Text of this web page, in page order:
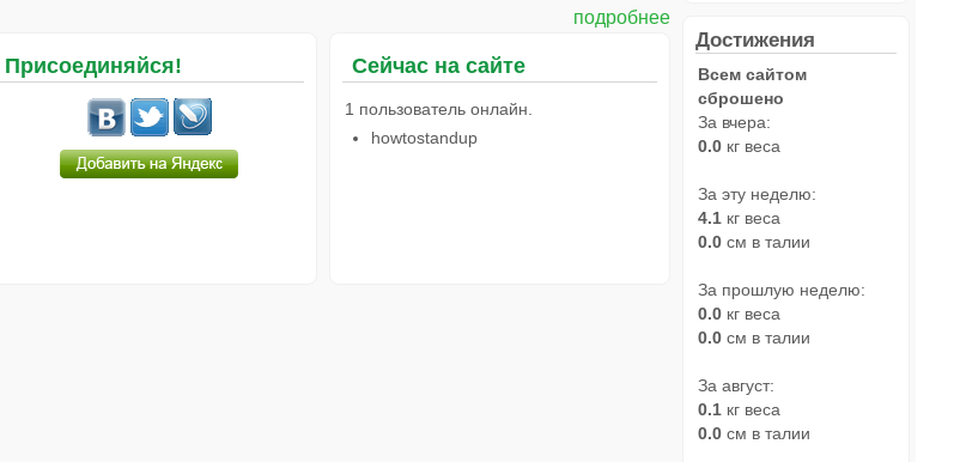
подробнее
Присоединяйся! Сейчас на сайте
1 пользователь онлайн.
howtostandup
Достижения
Всем сайтом
сброшено
За вчера:
0.0 кг веса
За эту неделю:
4.1 кг веса
0.0 см в талии
За прошлую неделю:
0.0 кг веса
0.0 см в талии
За август:
0.1 кг веса
0.0 см в талии